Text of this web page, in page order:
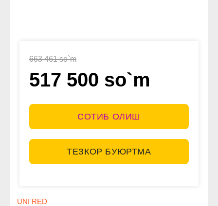
663 461 so`m
517 500 so`m
СОТИБ ОЛИШ
ТЕЗКОР БУЮРТМА
UNI RED